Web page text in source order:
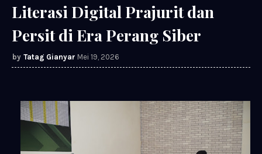
Literasi Digital Prajurit dan
Persit di Era Perang Siber
Tatag Gianyar Mei 19, 2026